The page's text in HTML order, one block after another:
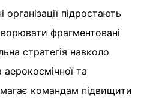
підростають
фрагментовані
стратегія навколо
аерокосмічної та
командам підвищити